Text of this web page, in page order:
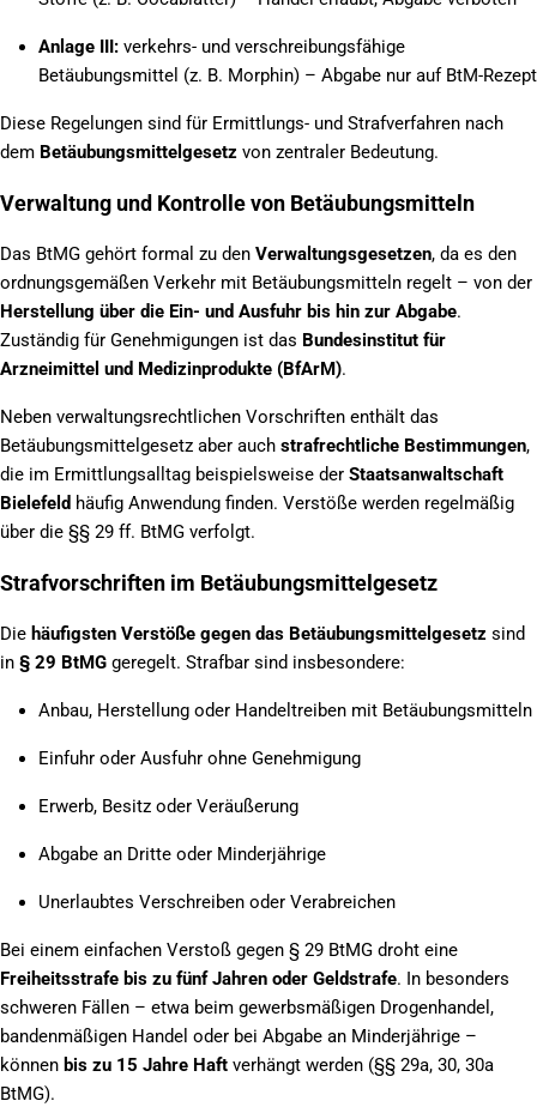
Anlage III: verkehrs- und verschreibungsfähige
Betäubungsmittel (z. B. Morphin) – Abgabe nur auf BtM-Rezept
Diese Regelungen sind für Ermittlungs- und Strafverfahren nach
dem Betäubungsmittelgesetz von zentraler Bedeutung.
Verwaltung und Kontrolle von Betäubungsmitteln
Das BtMG gehört formal zu den Verwaltungsgesetzen, da es den
ordnungsgemäßen Verkehr mit Betäubungsmitteln regelt – von der
Herstellung über die Ein- und Ausfuhr bis hin zur Abgabe.
Zuständig für Genehmigungen ist das Bundesinstitut für
Arzneimittel und Medizinprodukte (BfArM).
Neben verwaltungsrechtlichen Vorschriften enthält das
Betäubungsmittelgesetz aber auch strafrechtliche Bestimmungen,
die im Ermittlungsalltag beispielsweise der Staatsanwaltschaft
Bielefeld häufig Anwendung finden. Verstöße werden regelmäßig
über die §§ 29 ff. BtMG verfolgt.
Strafvorschriften im Betäubungsmittelgesetz
Die häufigsten Verstöße gegen das Betäubungsmittelgesetz sind
in § 29 BtMG geregelt. Strafbar sind insbesondere:
Anbau, Herstellung oder Handeltreiben mit Betäubungsmitteln
Einfuhr oder Ausfuhr ohne Genehmigung
Erwerb, Besitz oder Veräußerung
Abgabe an Dritte oder Minderjährige
Unerlaubtes Verschreiben oder Verabreichen
Bei einem einfachen Verstoß gegen § 29 BtMG droht eine
Freiheitsstrafe bis zu fünf Jahren oder Geldstrafe. In besonders
schweren Fällen – etwa beim gewerbsmäßigen Drogenhandel,
bandenmäßigen Handel oder bei Abgabe an Minderjährige –
können bis zu 15 Jahre Haft verhängt werden (§§ 29a, 30, 30a
BtMG).